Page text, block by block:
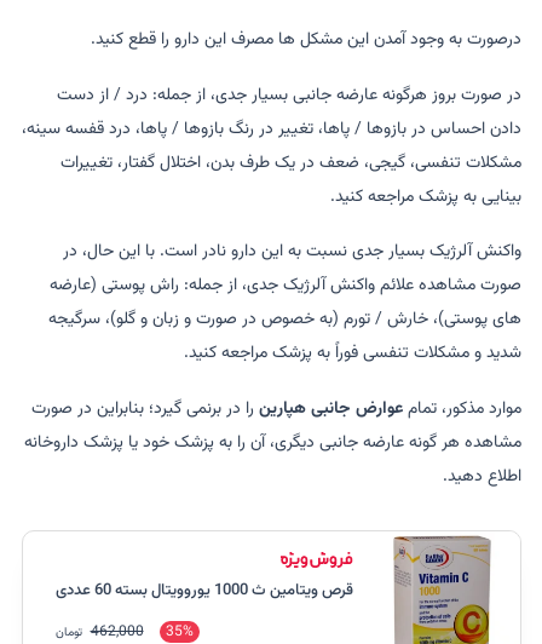
درصورت به وجود آمدن این مشکل ها مصرف این دارو را قطع کنید.
در صورت بروز هرگونه عارضه جانبی بسیار جدی، از جمله: درد / از دست
دادن احساس در بازوها / پاها، تغییر در رنگ بازوها / پاها، درد قفسه سینه،
مشکلات تنفسی، گیجی، ضعف در یک طرف بدن، اختلال گفتار، تغییرات
بینایی به پزشک مراجعه کنید.
واکنش آلرژیک بسیار جدی نسبت به این دارو نادر است. با این حال، در
صورت مشاهده علائم واکنش آلرژیک جدی، از جمله: راش پوستی (عارضه
های پوستی)، خارش / تورم (به خصوص در صورت و زبان و گلو)، سرگیجه
شدید و مشکلات تنفسی فوراً به پزشک مراجعه کنید.
موارد مذکور، تمامعوارض جانبی هپارین را در برنمی گیرد؛ بنابراین در صورت
مشاهده هر گونه عارضه جانبی دیگری، آن را به پزشک خود یا پزشک داروخانه
اطلاع دهید.
قرص ویتامین ث 1000 یوروویتال بسته 60 عددی
35%
462,000 تومان